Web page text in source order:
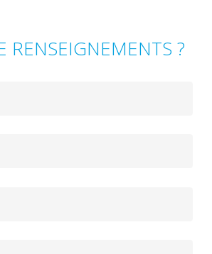
RENSEIGNEMENTS ?